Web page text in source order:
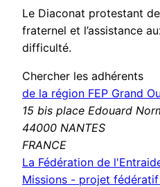
Le Diaconat protestant
fraternel et l’assistance
difficulté.
Chercher les adhérents
de la région FEP Grand
15 bis place Edouard
44000 NANTES
FRANCE
La Fédération de
Missions - projet fédératif